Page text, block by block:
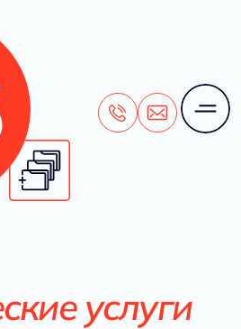
+7 (495) 106-28-71
услуги